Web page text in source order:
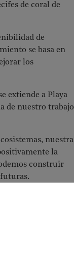
de coral de
de
se basa en
los
extiende a Playa
de nuestro trabajo
nuestra
la
construir